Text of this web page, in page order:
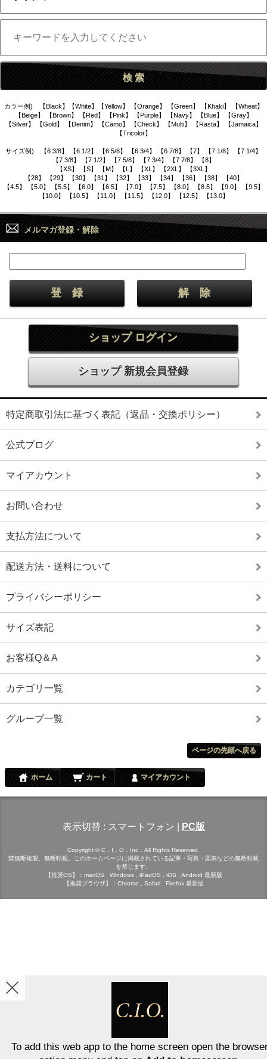
カラー例) 【Black】【White】【Yellow】 【Orange】 【Green】 【Khaki】 【Wheat】
【Beige】 【Brown】 【Red】 【Pink】 【Purple】 【Navy】 【Blue】 【Gray】
【Silver】 【Gold】 【Denim】 【Camo】 【Check】 【Multi】 【Rasta】 【Jamaica】
【Tricolor】
サイズ例) 【6 3/8】 【6 1/2】 【6 5/8】 【6 3/4】 【6 7/8】 【7】 【7 1/8】 【7 1/4】
【7 3/8】 【7 1/2】 【7 5/8】 【7 3/4】 【7 7/8】 【8】
【XS】 【S】 【M】 【L】 【XL】 【2XL】 【3XL】
【28】 【29】 【30】 【31】 【32】 【33】 【34】 【36】 【38】 【40】
【4.5】 【5.0】 【5.5】 【6.0】 【6.5】 【7.0】 【7.5】 【8.0】 【8.5】 【9.0】 【9.5】
【10.0】 【10.5】 【11.0】 【11.5】 【12.0】 【12.5】 【13.0】
メルマガ登録・解除
ショップ ログイン
ショップ 新規会員登録
特定商取引法に基づく表記（返品・交換ポリシー）
公式ブログ
マイアカウント
お問い合わせ
支払方法について
配送方法・送料について
プライバシーポリシー
サイズ表記
お客様Q＆A
カテゴリ一覧
グループ一覧
ページの先頭へ戻る
ホーム カート マイアカウント
表示切替 : スマートフォン PC版
Copyright © C．I．O．Inc．All Rights Reserved.
禁無断複製、無断転載、このホームページに掲載されている記事・写真・図表などの無断転載
を禁じます。
【推奨OS】：macOS , Windows , iPadOS , iOS , Android 最新版
【推奨ブラウザ】：Chrome , Safari , Firefox 最新版
To add this web app to the home screen open the